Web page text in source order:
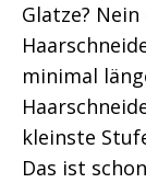
Glatze?
minimal
kleinste
Das ist